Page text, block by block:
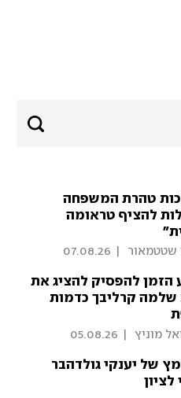
טהרת המשפחה
להציף טראומה
שטטמאור 07.08.26
הזמן להפסיק להציג את
שלמה קרליבך כדמות
מוניץ 05.08.26
של יענקי גולדהבר
לציון